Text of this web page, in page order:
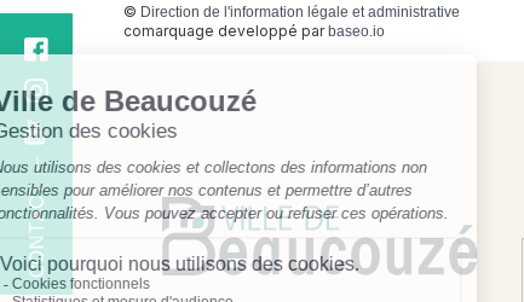
CONTACT
© Direction de l'information légale et administrative
comarquage developpé par baseo.io